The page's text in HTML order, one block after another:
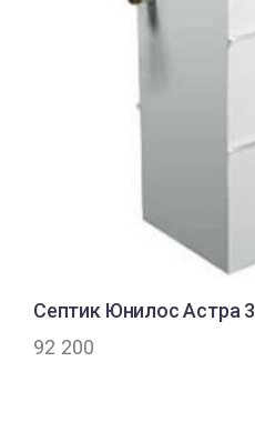
Септик Юнилос Астра 3
92 200